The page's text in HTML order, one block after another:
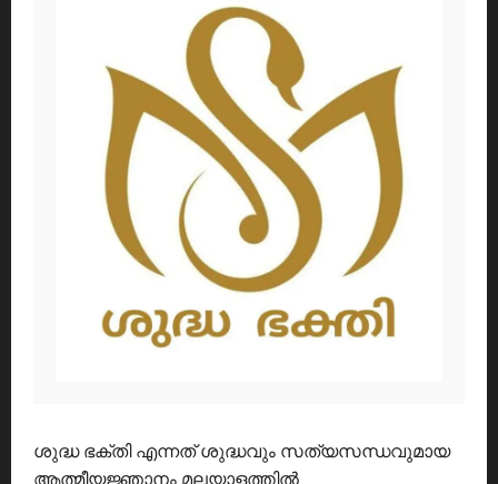
ശുദ്ധ ഭക്തി എന്നത് ശുദ്ധവും സത്യസന്ധവുമായ
ആത്മീയജ്ഞാനം മലയാളത്തിൽ